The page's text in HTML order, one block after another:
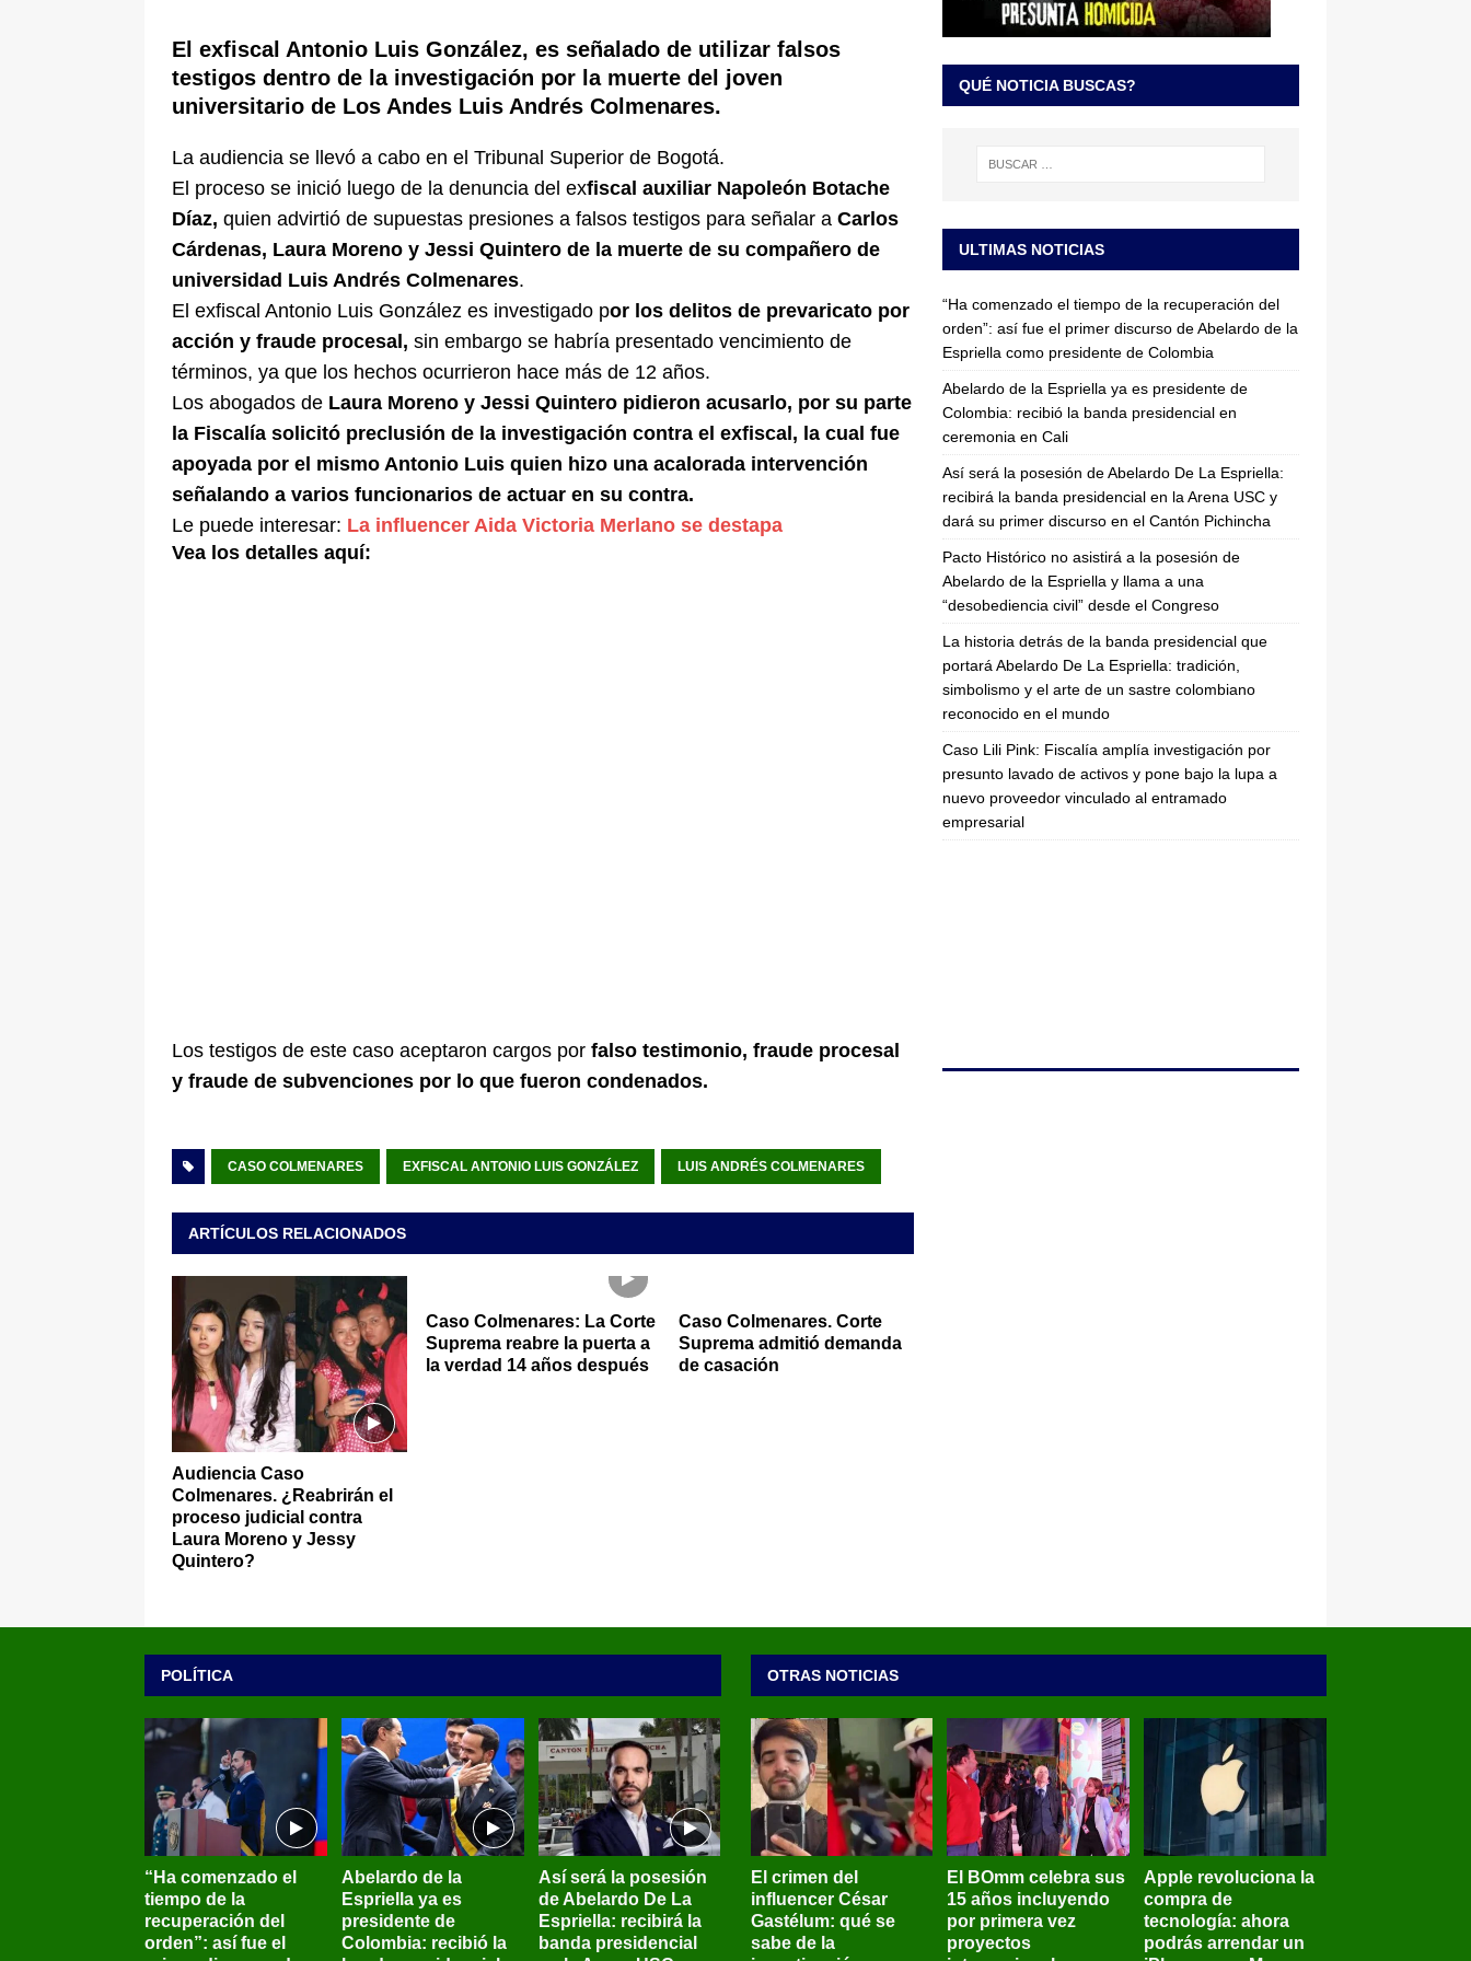
Espriella: tradición, simbolismo y el arte de un sastre colombiano reconocido en el mundo LO
ÚLTIMO
El exfiscal Antonio Luis González, es señalado de utilizar falsos
testigos dentro de la investigación por la muerte del joven
universitario de Los Andes Luis Andrés Colmenares.
La audiencia se llevó a cabo en el Tribunal Superior de Bogotá.
El proceso se inició luego de la denuncia del exfiscal auxiliar Napoleón Botache
Díaz, quien advirtió de supuestas presiones a falsos testigos para señalar a Carlos
Cárdenas, Laura Moreno y Jessi Quintero de la muerte de su compañero de
universidad Luis Andrés Colmenares.
El exfiscal Antonio Luis González es investigado por los delitos de prevaricato por
acción y fraude procesal, sin embargo se habría presentado vencimiento de
términos, ya que los hechos ocurrieron hace más de 12 años.
Los abogados de Laura Moreno y Jessi Quintero pidieron acusarlo, por su parte
la Fiscalía solicitó preclusión de la investigación contra el exfiscal, la cual fue
apoyada por el mismo Antonio Luis quien hizo una acalorada intervención
señalando a varios funcionarios de actuar en su contra.
Le puede interesar: La influencer Aida Victoria Merlano se destapa
Vea los detalles aquí:
Los testigos de este caso aceptaron cargos por falso testimonio, fraude procesal
y fraude de subvenciones por lo que fueron condenados.
CASO COLMENARES EXFISCAL ANTONIO LUIS GONZÁLEZ LUIS ANDRÉS COLMENARES
ARTÍCULOS RELACIONADOS
Audiencia Caso
Colmenares. ¿Reabrirán el
proceso judicial contra
Laura Moreno y Jessy
Quintero?
Caso Colmenares: La Corte
Suprema reabre la puerta a
la verdad 14 años después
Caso Colmenares. Corte
Suprema admitió demanda
de casación
QUÉ NOTICIA BUSCAS?
ULTIMAS NOTICIAS
“Ha comenzado el tiempo de la recuperación del
orden”: así fue el primer discurso de Abelardo de la
Espriella como presidente de Colombia
Abelardo de la Espriella ya es presidente de
Colombia: recibió la banda presidencial en
ceremonia en Cali
Así será la posesión de Abelardo De La Espriella:
recibirá la banda presidencial en la Arena USC y
dará su primer discurso en el Cantón Pichincha
Pacto Histórico no asistirá a la posesión de
Abelardo de la Espriella y llama a una
“desobediencia civil” desde el Congreso
La historia detrás de la banda presidencial que
portará Abelardo De La Espriella: tradición,
simbolismo y el arte de un sastre colombiano
reconocido en el mundo
Caso Lili Pink: Fiscalía amplía investigación por
presunto lavado de activos y pone bajo la lupa a
nuevo proveedor vinculado al entramado
empresarial
POLÍTICA
“Ha comenzado el
tiempo de la
recuperación del
orden”: así fue el
Abelardo de la
Espriella ya es
presidente de
Colombia: recibió la
Así será la posesión
de Abelardo De La
Espriella: recibirá la
banda presidencial
OTRAS NOTICIAS
El crimen del
influencer César
Gastélum: qué se
sabe de la
El BOmm celebra sus
15 años incluyendo
por primera vez
proyectos
Apple revoluciona la
compra de
tecnología: ahora
podrás arrendar un